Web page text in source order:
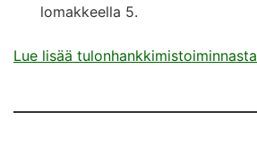
lomakkeella 5.
Lue lisää tulonhankkimistoiminnasta